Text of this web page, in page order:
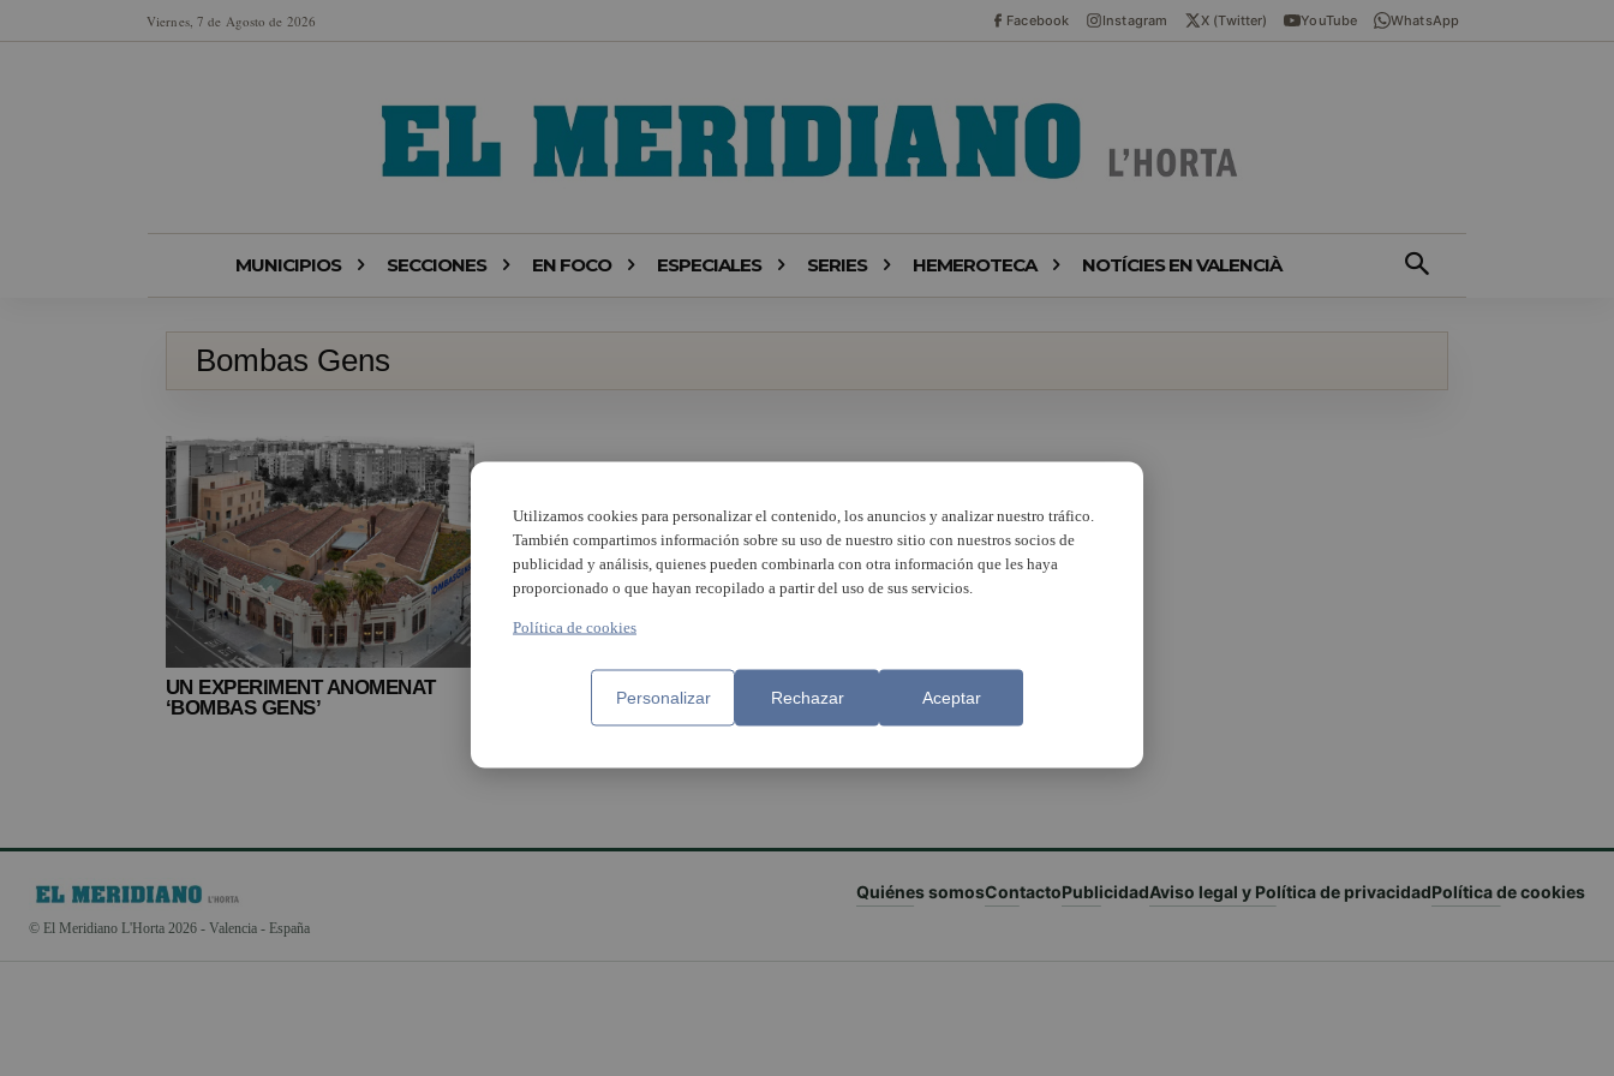
Viernes, 7 de Agosto de 2026 Facebook Instagram X (Twitter) YouTube WhatsApp
MUNICIPIOS SECCIONES EN FOCO ESPECIALES SERIES HEMEROTECA NOTÍCIES EN VALENCIÀ
Bombas Gens
UN EXPERIMENT ANOMENAT
‘BOMBAS GENS’
© El Meridiano L'Horta 2026 - Valencia - España
Quiénes somosContactoPublicidadAviso legal y Política de privacidadPolítica de cookies
Utilizamos cookies para personalizar el contenido, los anuncios y analizar nuestro tráfico.
También compartimos información sobre su uso de nuestro sitio con nuestros socios de
publicidad y análisis, quienes pueden combinarla con otra información que les haya
proporcionado o que hayan recopilado a partir del uso de sus servicios.
Política de cookies
Personalizar Rechazar Aceptar